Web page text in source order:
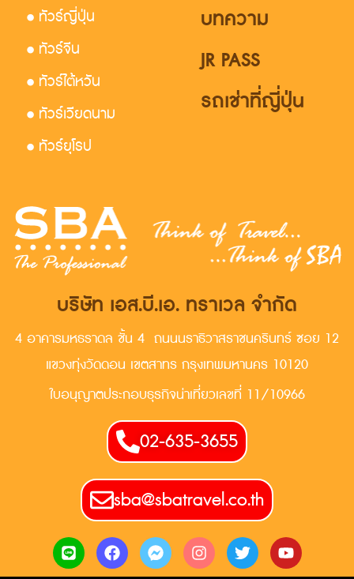
• ทัวร์ญี่ปุ่น
• ทัวร์จีน
• ทัวร์ไต้หวัน
• ทัวร์เวียดนาม
• ทัวร์ยุโรป
บทความ
JR PASS
รถเช่าที่ญี่ปุ่น
บริษัท เอส.บี.เอ. ทราเวล จำกัด
4 อาคารมหธราดล ชั้น 4 ถนนนราธิวาสราชนครินทร์ ซอย 12
แขวงทุ่งวัดดอน เขตสาทร กรุงเทพมหานคร 10120
ใบอนุญาตประกอบธุรกิจน่าเที่ยวเลขที่ 11/10966
02-635-3655
sba@sbatravel.co.th